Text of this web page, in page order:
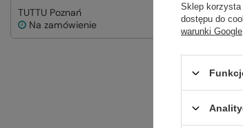
TUTTU Poznań
Na zamówienie
Sklep korzysta
dostępu do
warunki Google